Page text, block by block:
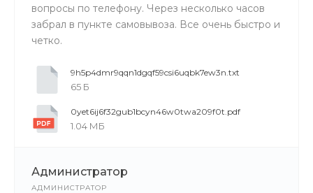
вопросы по телефону. Через несколько часов
забрал в пункте самовывоза. Все очень быстро и
четко.
9h5p4dmr9qqn1dgqf59csi6uqbk7ew3n.txt
65 Б
0yet6ij6f32gub1bcyn46w0twa209f0t.pdf
1.04 МБ
Администратор
АДМИНИСТРАТОР